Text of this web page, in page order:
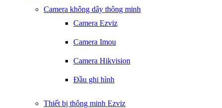
Camera không dây thông minh
Camera Ezviz
Camera Imou
Camera Hikvision
Đầu ghi hình
Thiết bị thông minh Ezviz